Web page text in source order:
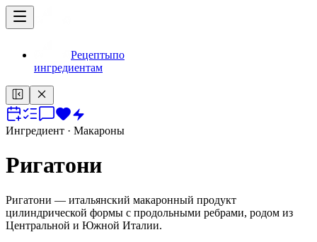
Рецептыпо
ингредиентам
Ингредиент · Макароны
Ригатони
Ригатони — итальянский макаронный продукт
цилиндрической формы с продольными ребрами, родом из
Центральной и Южной Италии.